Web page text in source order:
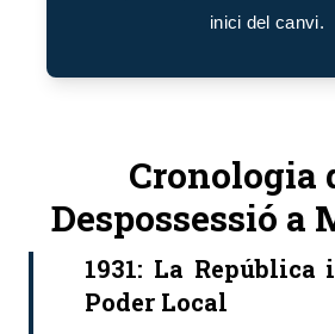
inici del canvi.
Cronologia
Despossessió a
1931: La República
Poder Local